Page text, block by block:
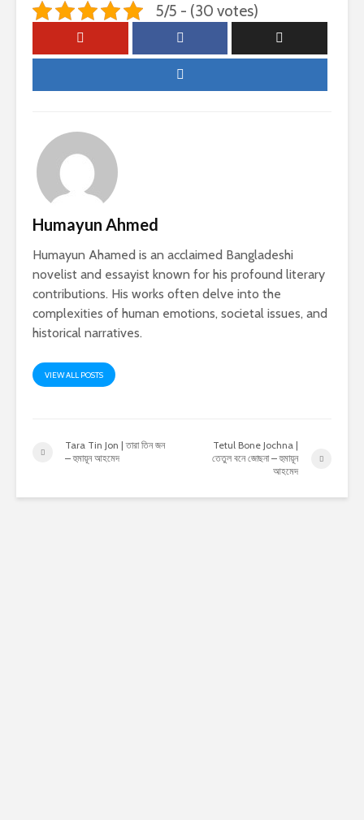
5/5 - (30 votes)
Humayun Ahmed
Humayun Ahamed is an acclaimed Bangladeshi
novelist and essayist known for his profound literary
contributions. His works often delve into the
complexities of human emotions, societal issues, and
historical narratives.
VIEW ALL POSTS
Tara Tin Jon | তারা তিন জন
– হুমায়ূন আহমেদ
Tetul Bone Jochna |
তেতুল বনে জোছনা – হুমায়ূন
আহমেদ